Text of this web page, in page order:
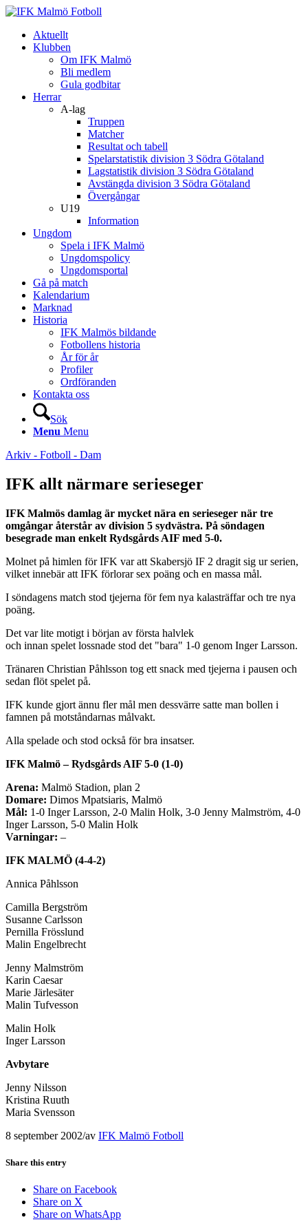
Aktuellt
Klubben
Om IFK Malmö
Bli medlem
Gula godbitar
Herrar
A-lag
Truppen
Matcher
Resultat och tabell
Spelarstatistik division 3 Södra Götaland
Lagstatistik division 3 Södra Götaland
Avstängda division 3 Södra Götaland
Övergångar
U19
Information
Ungdom
Spela i IFK Malmö
Ungdomspolicy
Ungdomsportal
Gå på match
Kalendarium
Marknad
Historia
IFK Malmös bildande
Fotbollens historia
År för år
Profiler
Ordföranden
Kontakta oss
Sök
Menu Menu
Arkiv - Fotboll - Dam
IFK allt närmare serieseger
IFK Malmös damlag är mycket nära en serieseger när tre
omgångar återstår av division 5 sydvästra. På söndagen
besegrade man enkelt Rydsgårds AIF med 5-0.
Molnet på himlen för IFK var att Skabersjö IF 2 dragit sig ur serien,
vilket innebär att IFK förlorar sex poäng och en massa mål.
I söndagens match stod tjejerna för fem nya kalasträffar och tre nya
poäng.
Det var lite motigt i början av första halvlek
och innan spelet lossnade stod det "bara" 1-0 genom Inger Larsson.
Tränaren Christian Påhlsson tog ett snack med tjejerna i pausen och
sedan flöt spelet på.
IFK kunde gjort ännu fler mål men dessvärre satte man bollen i
famnen på motståndarnas målvakt.
Alla spelade och stod också för bra insatser.
IFK Malmö – Rydsgårds AIF 5-0 (1-0)
Arena: Malmö Stadion, plan 2
Domare: Dimos Mpatsiaris, Malmö
Mål: 1-0 Inger Larsson, 2-0 Malin Holk, 3-0 Jenny Malmström, 4-0
Inger Larsson, 5-0 Malin Holk
Varningar: –
IFK MALMÖ (4-4-2)
Annica Påhlsson
Camilla Bergström
Susanne Carlsson
Pernilla Frösslund
Malin Engelbrecht
Jenny Malmström
Karin Caesar
Marie Järlesäter
Malin Tufvesson
Malin Holk
Inger Larsson
Avbytare
Jenny Nilsson
Kristina Ruuth
Maria Svensson
8 september 2002/av IFK Malmö Fotboll
Share this entry
Share on Facebook
Share on X
Share on WhatsApp